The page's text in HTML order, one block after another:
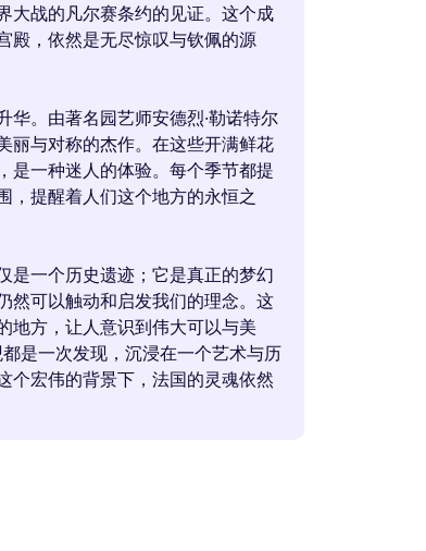
大战的凡尔赛条约的见证。这个成
殿，依然是无尽惊叹与钦佩的源
华。由著名园艺师安德烈·勒诺特尔
丽与对称的杰作。在这些开满鲜花
是一种迷人的体验。每个季节都提
，提醒着人们这个地方的永恒之
是一个历史遗迹；它是真正的梦幻
然可以触动和启发我们的理念。这
地方，让人意识到伟大可以与美
是一次发现，沉浸在一个艺术与历
个宏伟的背景下，法国的灵魂依然